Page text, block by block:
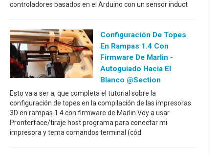
controladores basados en el Arduino con un sensor induct
Configuración De Topes
En Rampas 1.4 Con
Firmware De Marlin -
Autoguiado Hacia El
Blanco @section
Esto va a ser a, que completa el tutorial sobre la
configuración de topes en la compilación de las impresoras
3D en rampas 1.4 con firmware de Marlin.Voy a usar
Pronterface/tiraje host programa para conectar mi
impresora y tema comandos terminal (cód